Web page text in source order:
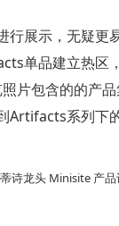
行展示，无疑更
单品建立热区
片包含的的产
Artifacts系列下